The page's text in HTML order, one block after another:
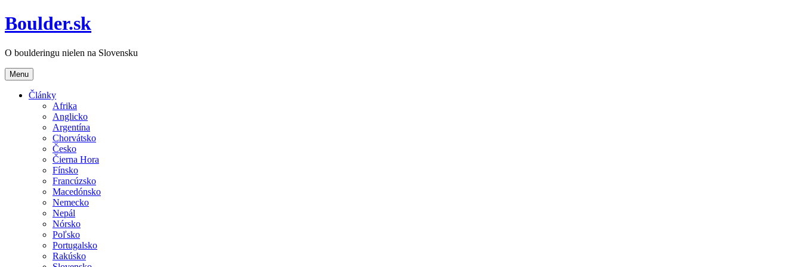
Boulder.sk
O boulderingu nielen na Slovensku
Menu
Články
Afrika
Anglicko
Argentína
Chorvátsko
Česko
Čierna Hora
Fínsko
Francúzsko
Macedónsko
Nemecko
Nepál
Nórsko
Poľsko
Portugalsko
Rakúsko